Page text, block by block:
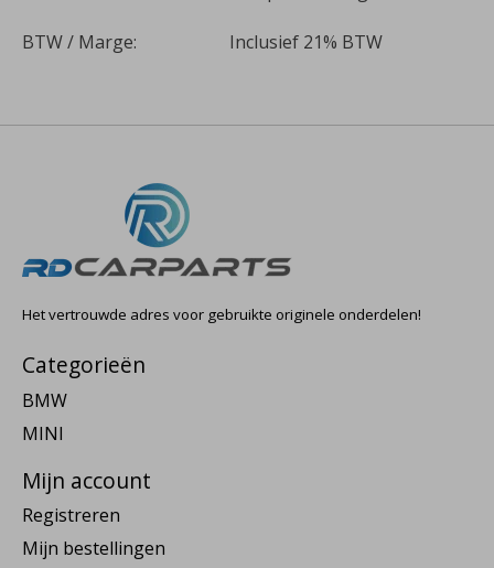
BTW / Marge: Inclusief 21% BTW
Het vertrouwde adres voor gebruikte originele onderdelen!
Categorieën
BMW
MINI
Mijn account
Registreren
Mijn bestellingen